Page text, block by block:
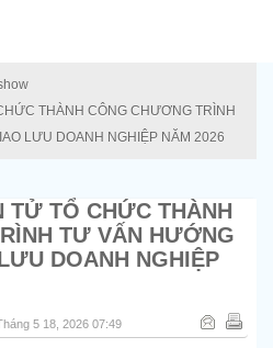
THÀNH CÔNG CHƯƠNG TRÌNH
LƯU DOANH NGHIỆP NĂM 2026
TỬ TỔ CHỨC THÀNH
TƯ VẤN HƯỚNG
DOANH NGHIỆP
5 18, 2026 07:49